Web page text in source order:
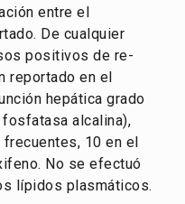
entre el
De cualquier
positivos de re-
reportado en el
hepática grado
fosfatasa alcalina),
10 en el
No se efectuó
lípidos plasmáticos.